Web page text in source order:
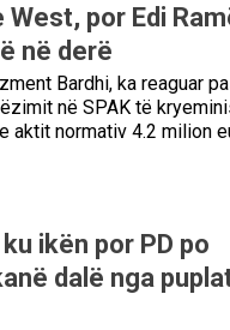
por Edi
në derë
Bardhi, ka reaguar
në SPAK të
aktit normativ 4.2 milion
ikën por PD po
dalë nga